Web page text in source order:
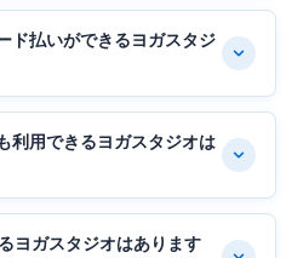
ド払いができるヨガスタジ
利用できるヨガスタジオは
ヨガスタジオはあります